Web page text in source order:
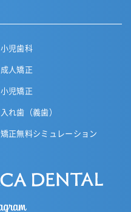
小児歯科
成人矯正
小児矯正
入れ歯（義歯）
矯正無料シミュレーション